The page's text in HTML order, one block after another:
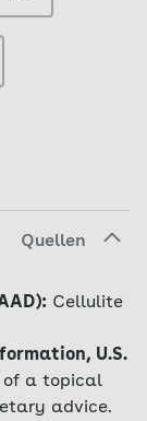
Quellen
Cellulite
U.S.
of a topical
advice.